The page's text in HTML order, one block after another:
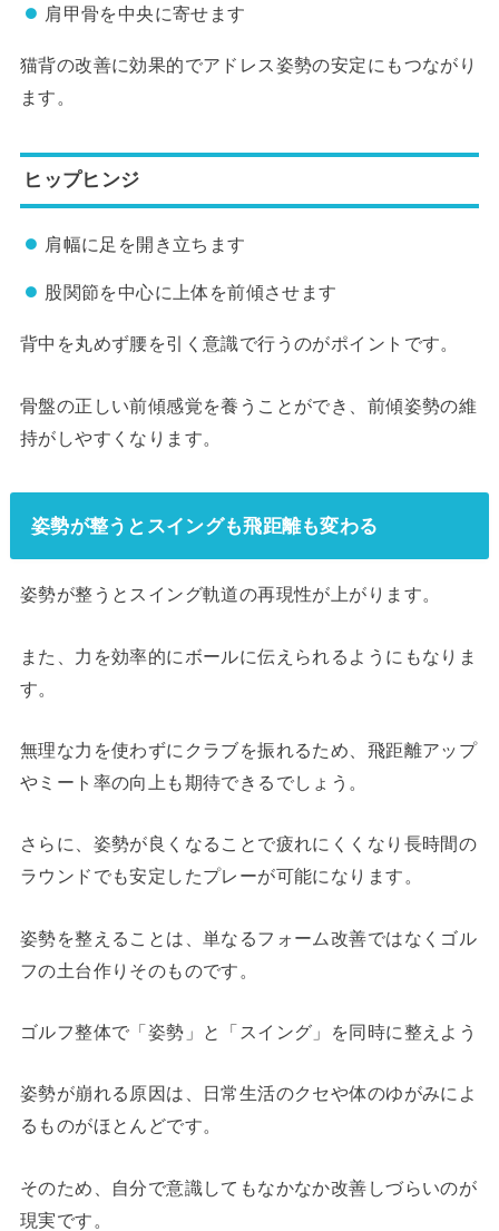
肩甲骨を中央に寄せます
猫背の改善に効果的でアドレス姿勢の安定にもつながり
ます。
ヒップヒンジ
肩幅に足を開き立ちます
股関節を中心に上体を前傾させます
背中を丸めず腰を引く意識で行うのがポイントです。
骨盤の正しい前傾感覚を養うことができ、前傾姿勢の維
持がしやすくなります。
姿勢が整うとスイングも飛距離も変わる
姿勢が整うとスイング軌道の再現性が上がります。
また、力を効率的にボールに伝えられるようにもなりま
す。
無理な力を使わずにクラブを振れるため、飛距離アップ
やミート率の向上も期待できるでしょう。
さらに、姿勢が良くなることで疲れにくくなり長時間の
ラウンドでも安定したプレーが可能になります。
姿勢を整えることは、単なるフォーム改善ではなくゴル
フの土台作りそのものです。
ゴルフ整体で「姿勢」と「スイング」を同時に整えよう
姿勢が崩れる原因は、日常生活のクセや体のゆがみによ
るものがほとんどです。
そのため、自分で意識してもなかなか改善しづらいのが
現実です。